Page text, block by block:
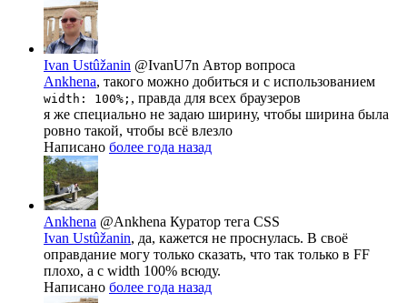
Ivan Ustûžanin @IvanU7n Автор вопроса
Ankhena, такого можно добиться и с использованием
width: 100%; , правда для всех браузеров
я же специально не задаю ширину, чтобы ширина была
ровно такой, чтобы всё влезло
Написано более года назад
Ankhena @Ankhena Куратор тега CSS
Ivan Ustûžanin, да, кажется не проснулась. В своё
оправдание могу только сказать, что так только в FF
плохо, а с width 100% всюду.
Написано более года назад